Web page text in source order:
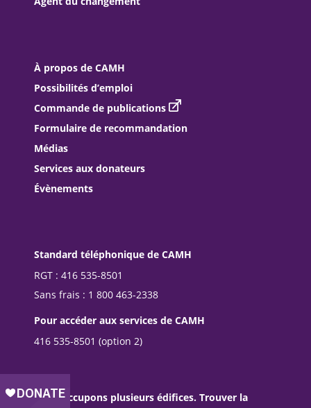
À propos de CAMH
Possibilités d’emploi
Commande de publications
Formulaire de recommandation
Médias
Services aux donateurs
Évènements
Standard téléphonique de CAMH
RGT : 416 535-8501
Sans frais : 1 800 463-2338
Pour accéder aux services de CAMH
416 535-8501 (option 2)
Nous occupons plusieurs édifices. Trouver la